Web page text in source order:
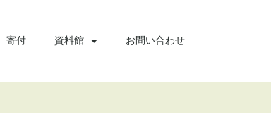
寄付 資料館 お問い合わせ